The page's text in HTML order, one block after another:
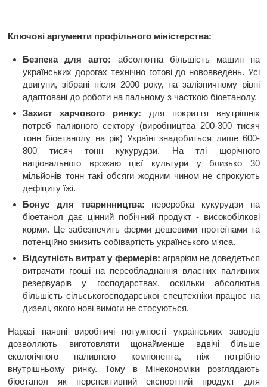
Ключові аргументи профільного міністерства:
Безпека для авто: абсолютна більшість машин на
українських дорогах технічно готові до нововведень. Усі
двигуни, зібрані після 2000 року, на залізничному рівні
адаптовані до роботи на пальному з часткою біоетанолу.
Захист харчового ринку: для покриття внутрішніх
потреб паливного сектору (виробництва 200-300 тисяч
тонн біоетанолу на рік) Україні знадобиться лише 600-
800 тисяч тонн кукурудзи. На тлі щорічного
національного врожаю цієї культури у близько 30
мільйонів тонн такі обсяги жодним чином не спрокують
дефіциту їжі.
Бонус для тваринництва: переробка кукурудзи на
біоетанол дає цінний побічний продукт - високобілкові
корми. Це забезпечить ферми дешевими протеїнами та
потенційно знизить собівартість українського м'яса.
Відсутність витрат у фермерів: аграріям не доведеться
витрачати гроші на переобладнання власних паливних
резервуарів у господарствах, оскільки абсолютна
більшість сільськогосподарської спецтехніки працює на
дизелі, якого нові вимоги не стосуються.
Наразі наявні виробничі потужності українських заводів
дозволяють виготовляти щонайменше вдвічі більше
екологічного паливного компонента, ніж потрібно
внутрішньому ринку. Тому в Мінекономіки розглядають
біоетанол як перспективний експортний продукт для